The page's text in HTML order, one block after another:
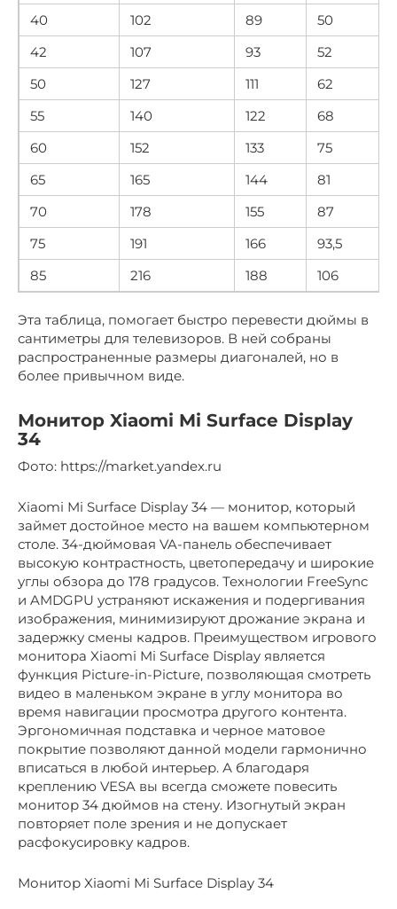
40
102 89
50
42
107 93
52
50
127 111
62
55
140 122
68
60
152 133
75
65
165 144
81
70
178 155
87
75
191 166
93,5
85
216 188 106
Эта таблица, помогает быстро перевести дюймы в
сантиметры для телевизоров. В ней собраны
распространенные размеры диагоналей, но в
более привычном виде.
Монитор Xiaomi Mi Surface Display
34
Фото: https://market.yandex.ru
Xiaomi Mi Surface Display 34 — монитор, который
займет достойное место на вашем компьютерном
столе. 34-дюймовая VA-панель обеспечивает
высокую контрастность, цветопередачу и широкие
углы обзора до 178 градусов. Технологии FreeSync
и AMDGPU устраняют искажения и подергивания
изображения, минимизируют дрожание экрана и
задержку смены кадров. Преимуществом игрового
монитора Xiaomi Mi Surface Display является
функция Picture-in-Picture, позволяющая смотреть
видео в маленьком экране в углу монитора во
время навигации просмотра другого контента.
Эргономичная подставка и черное матовое
покрытие позволяют данной модели гармонично
вписаться в любой интерьер. А благодаря
креплению VESA вы всегда сможете повесить
монитор 34 дюймов на стену. Изогнутый экран
повторяет поле зрения и не допускает
расфокусировку кадров.
Монитор Xiaomi Mi Surface Display 34